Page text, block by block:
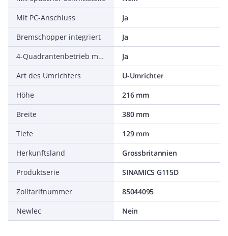
Mit PC-Anschluss
Ja
Bremschopper integriert
Ja
4-Quadrantenbetrieb möglich
Ja
Art des Umrichters
U-Umrichter
Höhe
216 mm
Breite
380 mm
Tiefe
129 mm
Herkunftsland
Grossbritannien
Produktserie
SINAMICS G115D
Zolltarifnummer
85044095
Newlec
Nein